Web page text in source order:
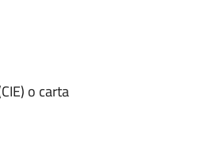
o carta